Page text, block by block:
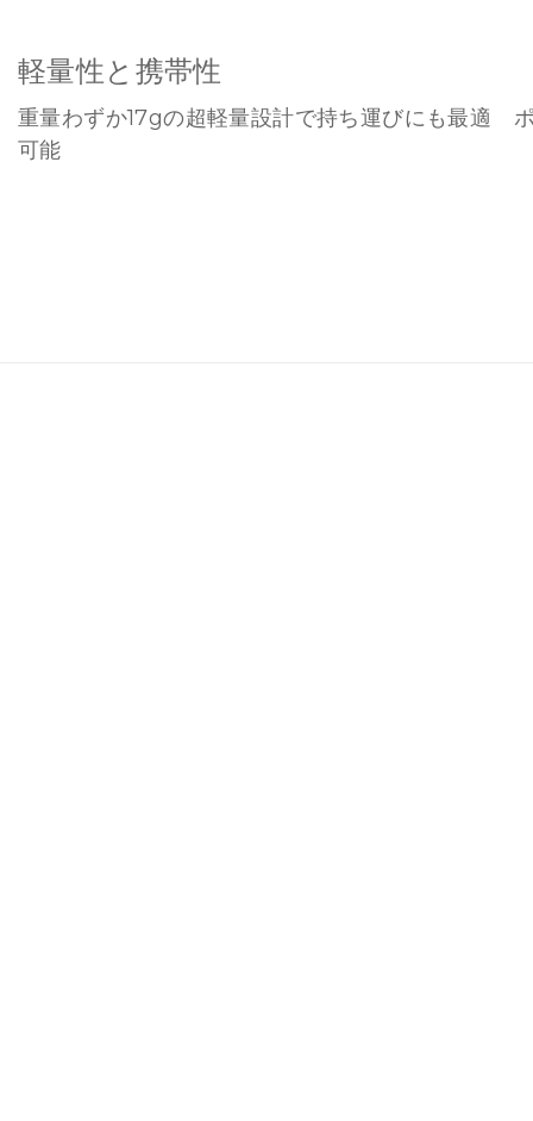
軽量性と携帯性
重量わずか17gの超軽量設計で持ち運びにも最適
可能